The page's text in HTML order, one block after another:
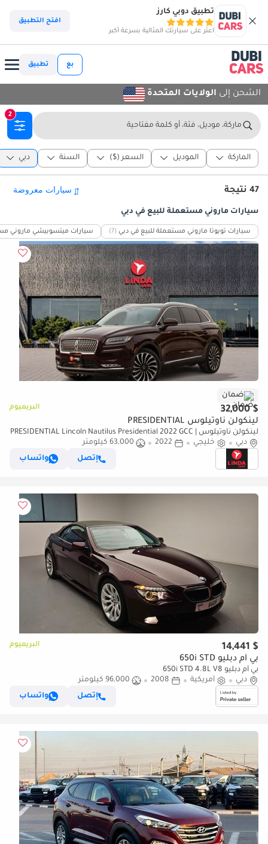
تطبيق دوبي كارز
اعثر على سيارتك المثالية بسرعة أكبر
افتح التطبيق
بع تطبيق
الشحن إلى الولايات المتحدة
ماركة، موديل، فئة، أو كلمة مفتاحية
2
الماركة الموديل السعر ($) السنة دبي
47 نتيجة
سيارات ماروني مستعملة للبيع في دبي
سيارات تويوتا ماروني مستعملة للبيع في دبي (7) سيارات ميتسوبيشي ماروني
ضمان
$ 32,000 البريميوم
لينكولن ناوتيلوس PRESIDENTIAL
لينكولن ناوتيلوس PRESIDENTIAL Lincoln Nautilus Presidential 2022 GCC |
Agency Warranty | Service Contract | Flexible D.P.
دبي خليجي 2022
63,000 كيلومتر
إتصل
واتساب
$ 14,441 البريميوم
بي أم دبليو 650i STD
بي أم دبليو 650i STD 4.8L V8
دبي
أمريكية 2008
96,000 كيلومتر
إتصل
واتساب